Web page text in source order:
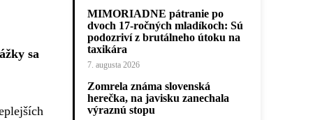
sa
MIMORIADNE pátranie po
dvoch 17-ročných mladíkoch: Sú
podozriví z brutálneho útoku na
taxikára
7. augusta 2026
Zomrela známa slovenská
herečka, na javisku zanechala
výraznú stopu